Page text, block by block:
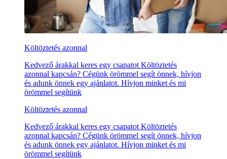
Költöztetés azonnal
Kedvező árakkal keres egy csapatot Költöztetés
azonnal kapcsán? Cégünk örömmel segít önnek, hívjon
és adunk önnek egy ajánlatot. Hívjon minket és mi
örömmel segítünk
Költöztetés azonnal
Kedvező árakkal keres egy csapatot Költöztetés
azonnal kapcsán? Cégünk örömmel segít önnek, hívjon
és adunk önnek egy ajánlatot. Hívjon minket és mi
örömmel segítünk